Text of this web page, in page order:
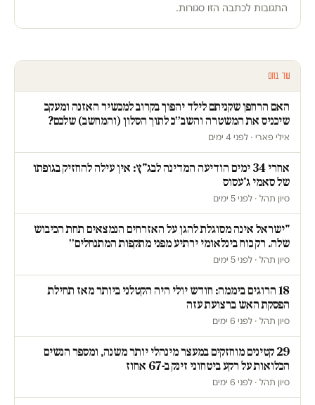
התגובות לכתבה הזו סגורות.
עוד בחם
האם הרחפן שקניתם לילד יהפוך בקרוב למכשיר האזנה ומעקב
שיכניס את המשטרה והשב״כ לתוך הסלון (והמחשב) שלכם?
אילי פארי · לפני 4 ימים
אחרי 34 ימים הודיעה המדינה לבג"ץ: אין עילה להחזיק בגופתו
של סאמי ג'עסוס
סיון תהל · לפני 5 ימים
"ישראל אינה מסוגלת להגן על האזרחים הנמצאים תחת הכיבוש
שלה. רק כוח בינלאומי ירתיע מפני מתקפות המתנחלים״
סיון תהל · לפני 5 ימים
18 הרוגים ביממה: חודש יולי היה הקטלני ביותר מאז תחילת
הפסקת האש ברצועת עזה
סיון תהל · לפני 6 ימים
29 קטינים מוחזקים במעצר מינהלי יותר משנה, ומספר הנשים
הכלואות על רקע ביטחוני זינק ב-67 אחוז
סיון תהל · לפני 6 ימים